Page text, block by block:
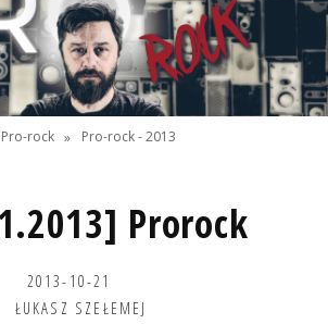
Pro-rock » Pro-rock - 2013
Prorock
2013-10-21
ŁUKASZ SZEŁEMEJ